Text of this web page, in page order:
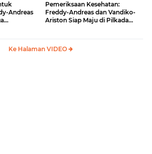
Andreas
Pemeriksaan Kesehatan:
Freddy-Andreas dan Vandiko-
Ariston Siap Maju di Pilkada
Ke Halaman VIDEO